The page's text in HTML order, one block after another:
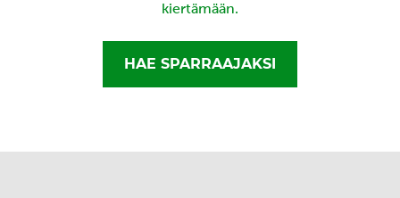
kiertämään.
HAE SPARRAAJAKSI